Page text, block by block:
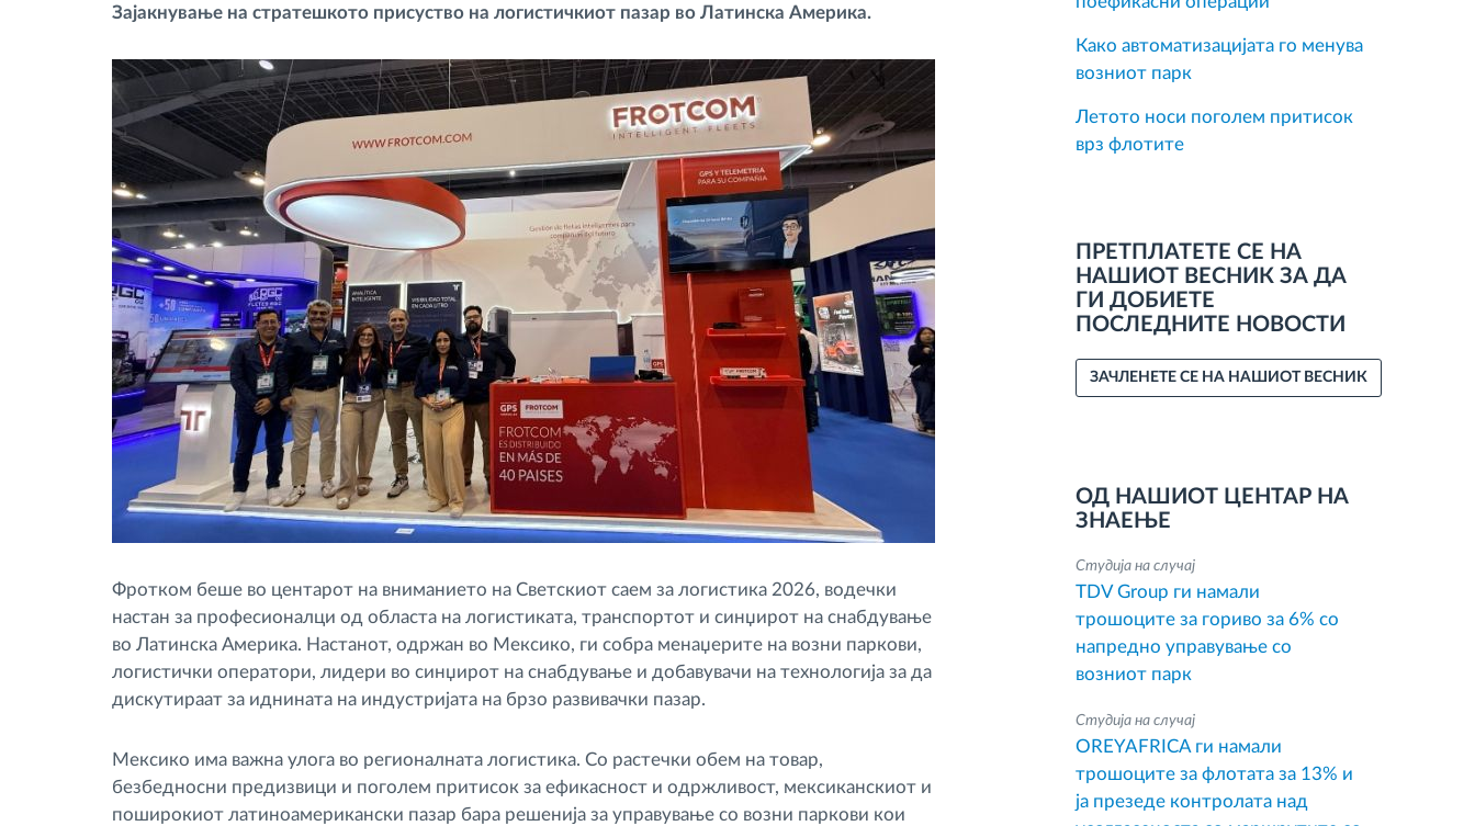
Контрола на пристап
Управување со горивото
Планирање и следење на рутите
Автоматска идентификација на
возачите
Откријте ги сите можности
Зајакнување на стратешкото присуство на логистичкиот пазар во Латинска Америка.
Фротком беше во центарот на вниманието на Светскиот саем за логистика 2026, водечки
настан за професионалци од областа на логистиката, транспортот и синџирот на снабдување
во Латинска Америка. Настанот, одржан во Мексико, ги собра менаџерите на возни паркови,
логистички оператори, лидери во синџирот на снабдување и добавувачи на технологија за да
дискутираат за иднината на индустријата на брзо развивачки пазар.
Мексико има важна улога во регионалната логистика. Со растечки обем на товар,
безбедносни предизвици и поголем притисок за ефикасност и одржливост, мексиканскиот и
поширокиот латиноамерикански пазар бара решенија за управување со возни паркови кои
Како автоматизацијата го менува
возниот парк
Летото носи поголем притисок
врз флотите
ПРЕТПЛАТЕТЕ СЕ НА
НАШИОТ ВЕСНИК ЗА ДА
ГИ ДОБИЕТЕ
ПОСЛЕДНИТЕ НОВОСТИ
ЗАЧЛЕНЕТЕ СЕ НА НАШИОТ ВЕСНИК
ОД НАШИОТ ЦЕНТАР НА
ЗНАЕЊЕ
Студија на случај
TDV Group ги намали
трошоците за гориво за 6% со
напредно управување со
возниот парк
Студија на случај
OREYAFRICA ги намали
трошоците за флотата за 13% и
ја презеде контролата над